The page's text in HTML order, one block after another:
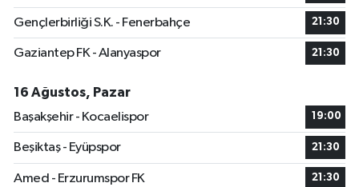
Gençlerbirliği S.K. - Fenerbahçe 21:30
Gaziantep FK - Alanyaspor 21:30
16 Ağustos, Pazar
Başakşehir - Kocaelispor
19:00
Beşiktaş - Eyüpspor 21:30
Amed - Erzurumspor FK 21:30